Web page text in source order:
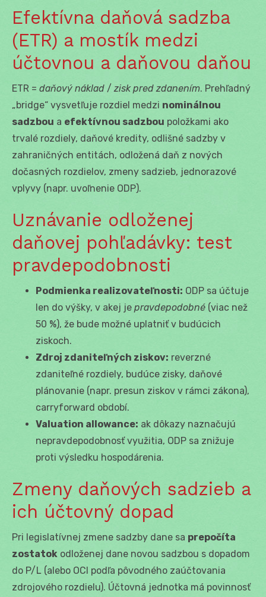
Efektívna daňová sadzba
(ETR) a mostík medzi
účtovnou a daňovou daňou
ETR = daňový náklad /zisk pred zdanením. Prehľadný
„bridge“ vysvetľuje rozdiel medzi nominálnou
sadzbou a efektívnou sadzbou položkami ako
trvalé rozdiely, daňové kredity, odlišné sadzby v
zahraničných entitách, odložená daň z nových
dočasných rozdielov, zmeny sadzieb, jednorazové
vplyvy (napr. uvoľnenie ODP).
Uznávanie odloženej
daňovej pohľadávky: test
pravdepodobnosti
Podmienka realizovateľnosti: ODP sa účtuje
len do výšky, v akej je pravdepodobné (viac než
50 %), že bude možné uplatniť v budúcich
ziskoch.
Zdroj zdaniteľných ziskov: reverzné
zdaniteľné rozdiely, budúce zisky, daňové
plánovanie (napr. presun ziskov v rámci zákona),
carryforward období.
Valuation allowance: ak dôkazy naznačujú
nepravdepodobnosť využitia, ODP sa znižuje
proti výsledku hospodárenia.
Zmeny daňových sadzieb a
ich účtovný dopad
Pri legislatívnej zmene sadzby dane sa prepočíta
zostatok odloženej dane novou sadzbou s dopadom
do P/L (alebo OCI podľa pôvodného zaúčtovania
zdrojového rozdielu). Účtovná jednotka má povinnosť